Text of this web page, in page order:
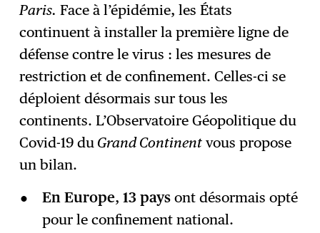
→ S'abonner
Paris. Face à l’épidémie, les États
continuent à installer la première ligne de
défense contre le virus : les mesures de
restriction et de confinement. Celles-ci se
déploient désormais sur tous les
continents. L’Observatoire Géopolitique du
Covid-19 du Grand Continent vous propose
un bilan.
En Europe, 13 pays ont désormais opté
pour le confinement national.